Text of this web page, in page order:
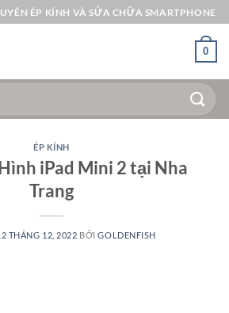
ÉP KÍNH VÀ SỬA CHỮA SMARTPHONE
0
ÉP KÍNH
iPad Mini 2 tại Nha
Trang
THÁNG 12, 2022 BỞIGOLDENFISH